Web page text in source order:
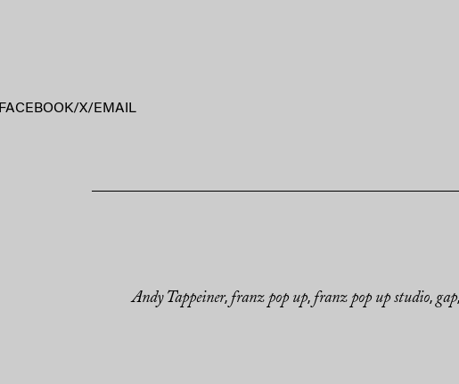
FACEBOOK/X/ EMAIL
Andy Tappeiner, franz pop up, franz pop up studio, gap,